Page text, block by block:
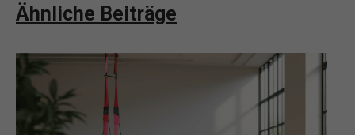
Ähnliche Beiträge